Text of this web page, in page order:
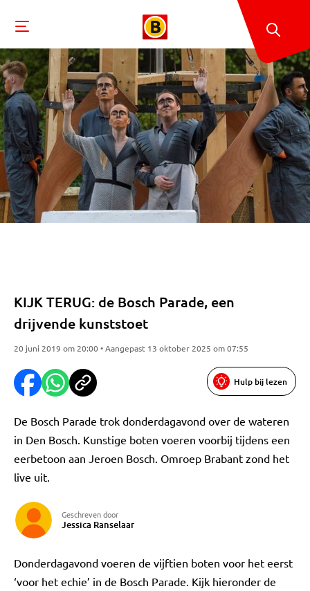
KIJK TERUG: de Bosch Parade, een
drijvende kunststoet
20 juni 2019 om 20:00 • Aangepast 13 oktober 2025 om 07:55
Hulp bij lezen
De Bosch Parade trok donderdagavond over de wateren
in Den Bosch. Kunstige boten voeren voorbij tijdens een
eerbetoon aan Jeroen Bosch. Omroep Brabant zond het
live uit.
Geschreven door
Jessica Ranselaar
Donderdagavond voeren de vijftien boten voor het eerst
‘voor het echie’ in de Bosch Parade. Kijk hieronder de